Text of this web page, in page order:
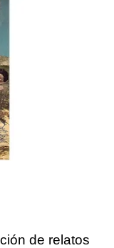
de relatos